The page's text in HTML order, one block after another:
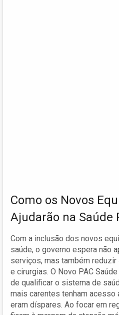
Como os Novos
Ajudarão na Saúde
Com a inclusão dos novos
saúde, o governo espera não
serviços, mas também
e cirurgias. O Novo PAC
de qualificar o sistema de
mais carentes tenham acesso
eram díspares. Ao focar em